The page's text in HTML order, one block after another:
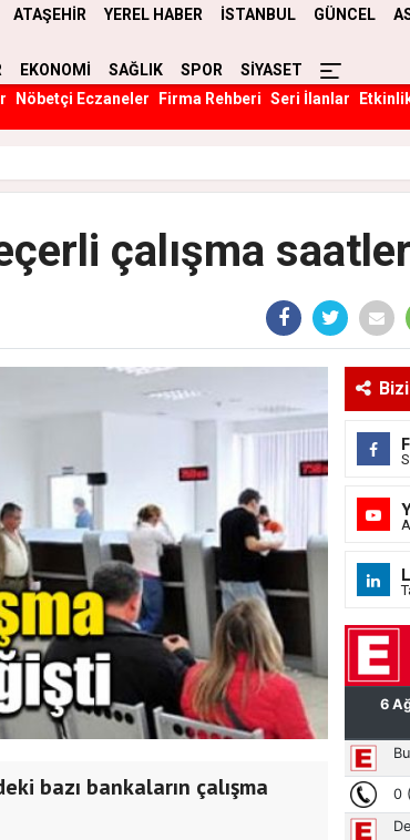
ATAŞEHİR YEREL HABER İSTANBUL GÜNCEL
EKONOMİ SAĞLIK SPOR
SİYASET
Nöbetçi Eczaneler Firma Rehberi Seri İlanlar
çalışma
bazı bankaların çalışma